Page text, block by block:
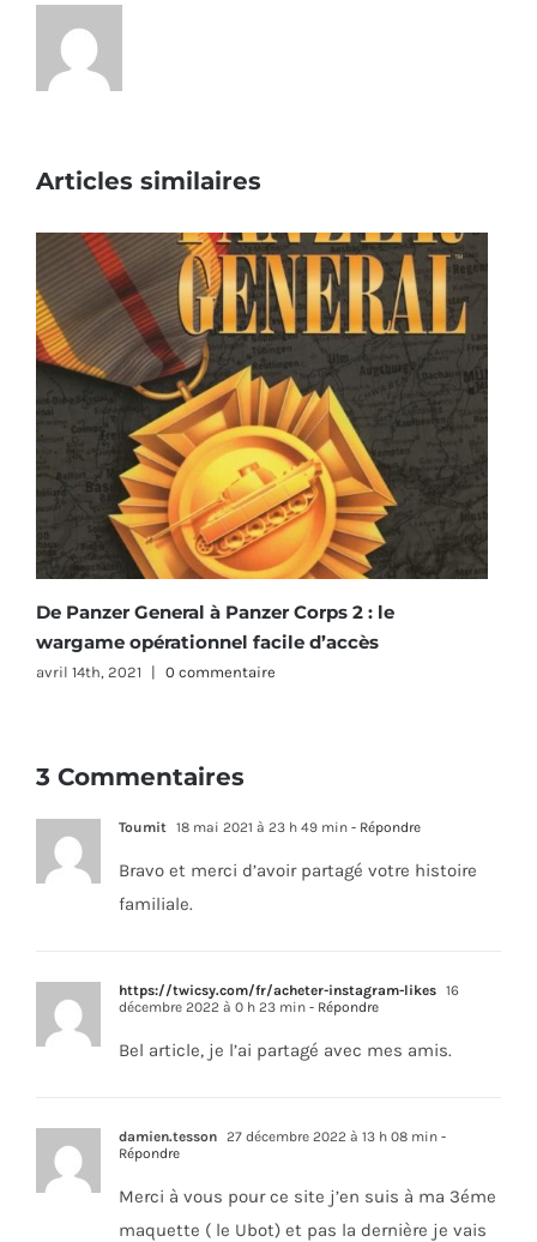
Articles similaires
De Panzer General à Panzer Corps 2 : le
wargame opérationnel facile d’accès
avril 14th, 2021 | 0 commentaire
3 Commentaires
Toumit 18 mai 2021 à 23 h 49 min - Répondre
Bravo et merci d’avoir partagé votre histoire
familiale.
https://twicsy.com/fr/acheter-instagram-likes 16
décembre 2022 à 0 h 23 min - Répondre
Bel article, je l’ai partagé avec mes amis.
damien.tesson 27 décembre 2022 à 13 h 08 min -
Répondre
Merci à vous pour ce site j’en suis à ma 3éme
maquette ( le Ubot) et pas la dernière je vais